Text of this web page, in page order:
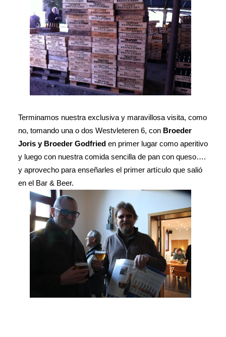
Terminamos nuestra exclusiva y maravillosa visita, como
no, tomando una o dos Westvleteren 6, con Broeder
Joris y Broeder Godfried en primer lugar como aperitivo
y luego con nuestra comida sencilla de pan con queso….
y aprovecho para enseñarles el primer artículo que salió
en el Bar & Beer.